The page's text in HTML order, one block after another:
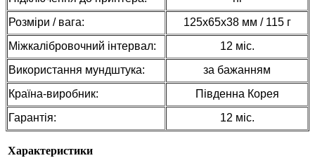
Розміри / вага:
125х65х38 мм / 115 г
Міжкалібровочний інтервал:
12 міс.
Використання мундштука:
за бажанням
Країна-виробник:
Південна Корея
Гарантія:
12 міс.
Характеристики